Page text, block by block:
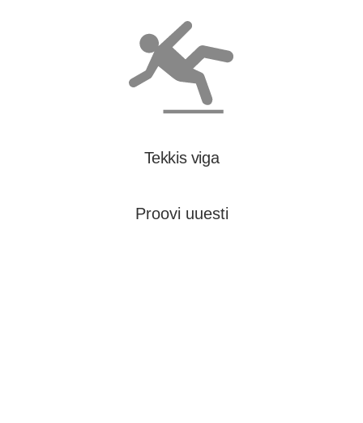
Tekkis viga
Proovi uuesti